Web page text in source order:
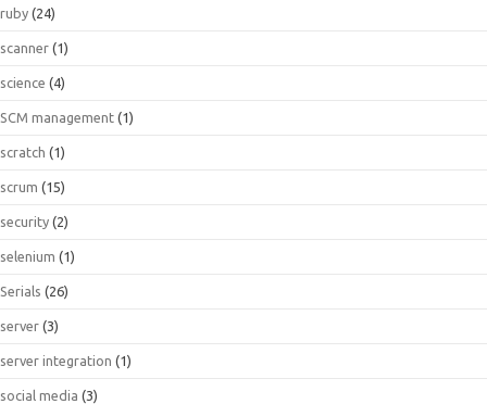
ruby (24)
scanner (1)
science (4)
SCM management (1)
scratch (1)
scrum (15)
security (2)
selenium (1)
Serials (26)
server (3)
server integration (1)
social media (3)